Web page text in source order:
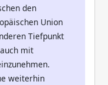
den
Union
Tiefpunkt
mit
weiterhin